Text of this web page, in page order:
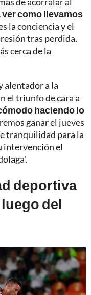
ver como llevamos
la conciencia y el
tras perdida.
cerca de la
alentador a la
el triunfo de cara a
haciendo lo
ganar el jueves
tranquilidad para la
intervención el
deportiva
del